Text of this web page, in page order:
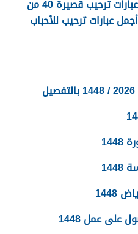
عبارات ترحيب قصيرة 40 من
أجمل عبارات ترحيب للأحباب
عمل 1448